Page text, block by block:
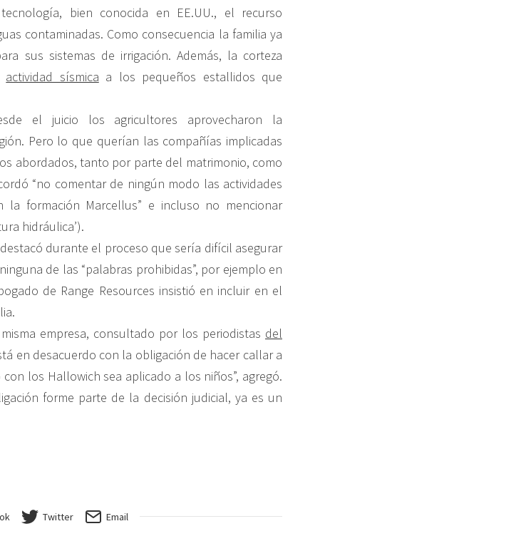
bien conocida en EE.UU., el recurso
contaminadas. Como consecuencia la familia ya
sus sistemas de irrigación. Además, la corteza
actividad sísmica a los pequeños estallidos que
el juicio los agricultores aprovecharon la
Pero lo que querían las compañías implicadas
abordados, tanto por parte del matrimonio, como
“no comentar de ningún modo las actividades
formación Marcellus” e incluso no mencionar
hidráulica’).
durante el proceso que sería difícil asegurar
de las “palabras prohibidas”, por ejemplo en
de Range Resources insistió en incluir en el
empresa, consultado por los periodistas del
en desacuerdo con la obligación de hacer callar a
los Hallowich sea aplicado a los niños”, agregó.
forme parte de la decisión judicial, ya es un
Twitter Email